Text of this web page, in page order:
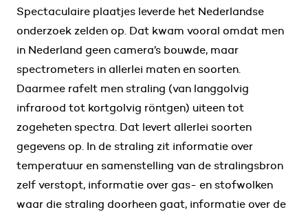
Spectaculaire plaatjes leverde het Nederlandse
onderzoek zelden op. Dat kwam vooral omdat men
in Nederland geen camera’s bouwde, maar
spectrometers in allerlei maten en soorten.
Daarmee rafelt men straling (van langgolvig
infrarood tot kortgolvig röntgen) uiteen tot
zogeheten spectra. Dat levert allerlei soorten
gegevens op. In de straling zit informatie over
temperatuur en samenstelling van de stralingsbron
zelf verstopt, informatie over gas- en stofwolken
waar die straling doorheen gaat, informatie over de